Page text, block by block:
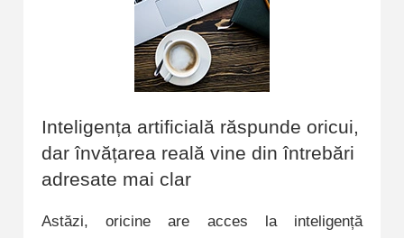
Inteligența artificială răspunde oricui,
dar învățarea reală vine din întrebări
adresate mai clar
Astăzi, oricine are acces la inteligență